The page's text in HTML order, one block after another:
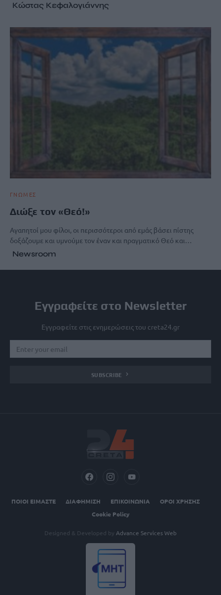
Κώστας Κεφαλογιάννης
ΓΝΩΜΕΣ
Διώξε τον «Θεό!»
Αγαπητοί μου φίλοι, οι περισσότεροι από εμάς βάσει πίστης
δοξάζουμε και υμνούμε τον έναν και πραγματικό Θεό και…
Newsroom
Εγγραφείτε στο Newsletter
Εγγραφείτε στις ενημερώσεις του creta24.gr
SUBSCRIBE
ΠΟΙΟΙ ΕΙΜΑΣΤΕ ΔΙΑΦΗΜΙΣΗ ΕΠΙΚΟΙΝΩΝΙΑ
ΟΡΟΙ ΧΡΗΣΗΣ
Cookie Policy
Designed & Developed by Advance Services Web